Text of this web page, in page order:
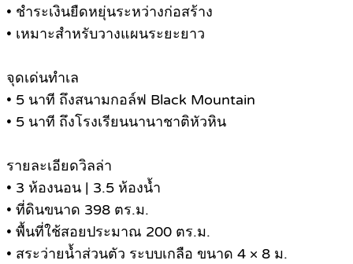
• ชำระเงินยืดหยุ่นระหว่างก่อสร้าง
• เหมาะสำหรับวางแผนระยะยาว
จุดเด่นทำเล
• 5 นาที ถึงสนามกอล์ฟ Black Mountain
• 5 นาที ถึงโรงเรียนนานาชาติหัวหิน
รายละเอียดวิลล่า
• 3 ห้องนอน | 3.5 ห้องน้ำ
• ที่ดินขนาด 398 ตร.ม.
• พื้นที่ใช้สอยประมาณ 200 ตร.ม.
• สระว่ายน้ำส่วนตัว ระบบเกลือ ขนาด 4 × 8 ม.